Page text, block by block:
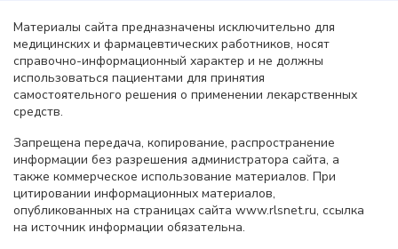
Материалы сайта предназначены исключительно для
медицинских и фармацевтических работников, носят
справочно-информационный характер и не должны
использоваться пациентами для принятия
самостоятельного решения о применении лекарственных
средств.
Запрещена передача, копирование, распространение
информации без разрешения администратора сайта, а
также коммерческое использование материалов. При
цитировании информационных материалов,
опубликованных на страницах сайта www.rlsnet.ru, ссылка
на источник информации обязательна.